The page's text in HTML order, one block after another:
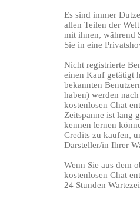
Es sind immer
allen Teilen der
mit ihnen, während
Sie in eine
Nicht registrierte
einen Kauf getätigt
bekannten
haben) werden
kostenlosen Chat
Zeitspanne ist lang
kennen lernen
Credits zu kaufen,
Darsteller/in Ihrer
Wenn Sie aus dem
kostenlosen Chat
24 Stunden